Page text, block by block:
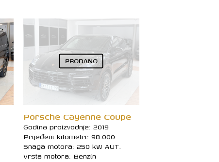
PRODANO
Porsche Cayenne Coupe
Godina proizvodnje: 2019
Prijeđeni kilometri: 98.000
Snaga motora: 250 kW AUT.
Vrsta motora: Benzin